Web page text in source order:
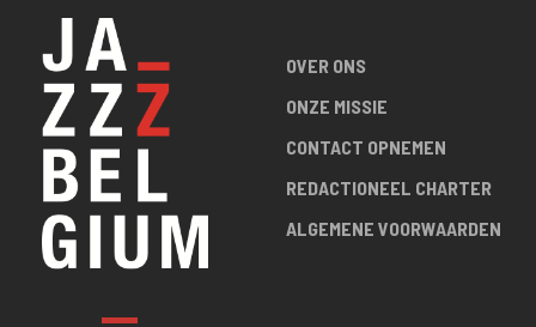
OVER ONS
ONZE MISSIE
CONTACT OPNEMEN
REDACTIONEEL CHARTER
ALGEMENE VOORWAARDEN